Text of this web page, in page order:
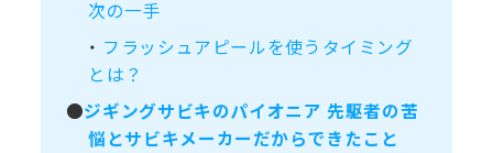
次の一手
・ フラッシュアピールを使うタイミング
とは？
●ジギングサビキのパイオニア 先駆者の苦
悩とサビキメーカーだからできたこと